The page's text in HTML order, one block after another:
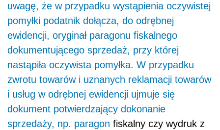
uwagę, że w przypadku wystąpienia oczywistej
pomyłki podatnik dołącza, do odrębnej
ewidencji, oryginał paragonu fiskalnego
dokumentującego sprzedaż, przy której
nastąpiła oczywista pomyłka. W przypadku
zwrotu towarów i uznanych reklamacji towarów
i usług w odrębnej ewidencji ujmuje się
dokument potwierdzający dokonanie
sprzedaży, np. paragon fiskalny czy wydruk z